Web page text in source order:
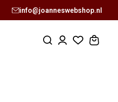
info@joanneswebshop.nl